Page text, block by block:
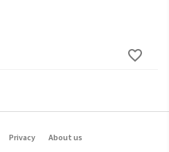
Privacy About us